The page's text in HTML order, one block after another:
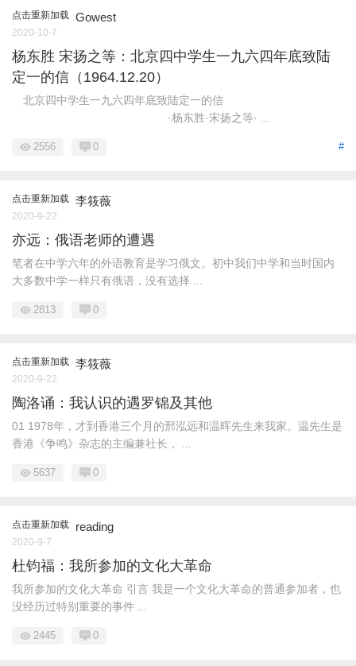
点击重新加载 Gowest
2020-10-7
杨东胜 宋扬之等：北京四中学生一九六四年底致陆
定一的信（1964.12.20）
北京四中学生一九六四年底致陆定一的信
·杨东胜·宋扬之等· ...
#
2556 0
点击重新加载 李筱薇
2020-9-22
亦远：俄语老师的遭遇
笔者在中学六年的外语教育是学习俄文。初中我们中学和当时国内
大多数中学一样只有俄语，没有选择 ...
2813 0
点击重新加载 李筱薇
2020-9-22
陶洛诵：我认识的遇罗锦及其他
01 1978年，才到香港三个月的邢泓远和温晖先生来我家。温先生是
香港《争鸣》杂志的主编兼社长， ...
5637 0
点击重新加载 reading
2020-9-7
杜钧福：我所参加的文化大革命
我所参加的文化大革命 引言 我是一个文化大革命的普通参加者，也
没经历过特别重要的事件 ...
2445 0